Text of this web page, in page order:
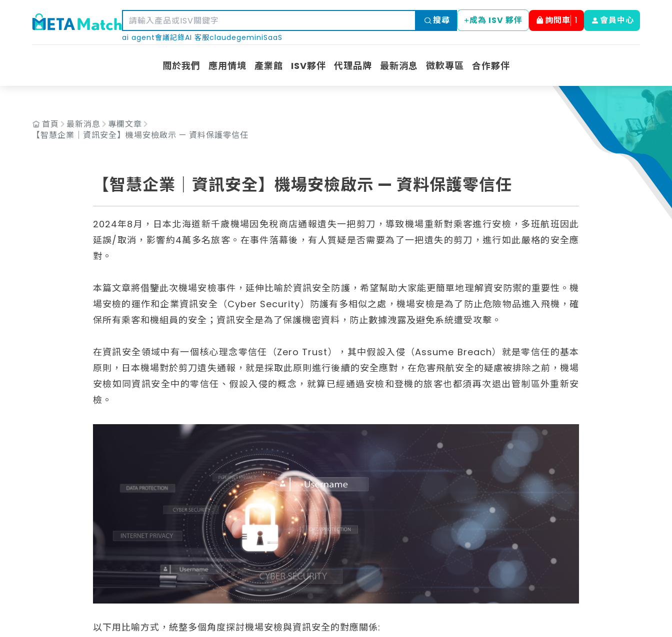
搜尋
ai agent會議記錄AI 客服claudegeminiSaaS
成為 ISV 夥伴 詢問車 1 會員中心
關於我們 應用情境 產業館 ISV夥伴 代理品牌 最新消息 微軟專區 合作夥伴
首頁 最新消息
專欄文章
【智慧企業｜資訊安全】機場安檢啟示 — 資料保護零信任
【智慧企業｜資訊安全】機場安檢啟示 — 資料保護零信任
2024年8月，日本北海道新千歲機場因免稅商店通報遺失一把剪刀，導致機場重新對乘客進行安檢，多班航班因此
延誤/取消，影響約4萬多名旅客。在事件落幕後，有人質疑是否需要為了一把遺失的剪刀，進行如此嚴格的安全應
對。
本篇文章將借鑒此次機場安檢事件，延伸比喻於資訊安全防護，希望幫助大家能更簡單地理解資安防禦的重要性。機
場安檢的運作和企業資訊安全（Cyber Security）防護有多相似之處，機場安檢是為了防止危險物品進入飛機，確
保所有乘客和機組員的安全；資訊安全是為了保護機密資料，防止數據洩露及避免系統遭受攻擊。
在資訊安全領域中有一個核心理念零信任（Zero Trust），其中假設入侵（Assume Breach）就是零信任的基本
原則，日本機場對於剪刀遺失通報，就是採取此原則進行後續的安全應對，在危害飛航安全的疑慮被排除之前，機場
安檢如同資訊安全中的零信任、假設入侵的概念，就算已經通過安檢和登機的旅客也都須再次退出管制區外重新安
檢。
以下用比喻方式，統整多個角度探討機場安檢與資訊安全的對應關係: